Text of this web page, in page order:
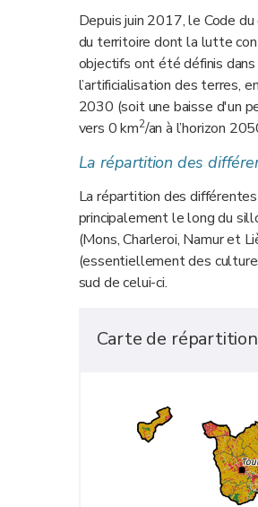
Depuis juin 2017, le Code
du territoire dont la lutte
objectifs ont été définis
l’artificialisation des terres,
2030 (soit une baisse d'un
vers 0 km2/an à l’horizon
La répartition des
La répartition des
principalement le long du
(Mons, Charleroi, Namur et
(essentiellement des
sud de celui-ci.
Carte de